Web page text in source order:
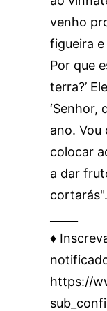
venho
figueira
Por que
terra?’
‘Senhor,
ano. Vou
colocar
a dar
cortarás".
♦️
https://